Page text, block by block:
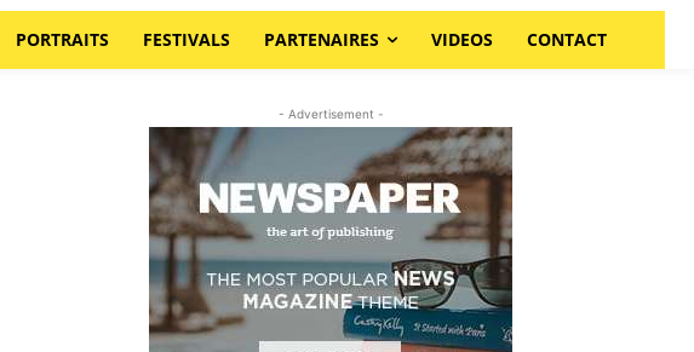
PORTRAITS FESTIVALS PARTENAIRES VIDEOS CONTACT
- Advertisement -